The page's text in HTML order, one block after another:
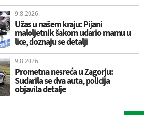
9.8.2026.
Užas u našem kraju: Pijani
maloljetnik šakom udario mamu u
lice, doznaju se detalji
9.8.2026.
Prometna nesreća u Zagorju:
Sudarila se dva auta, policija
objavila detalje